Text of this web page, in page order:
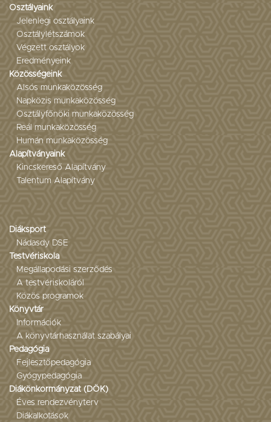
Osztályaink
Jelenlegi osztályaink
Osztálylétszámok
Végzett osztályok
Eredményeink
Közösségeink
Alsós munkaközösség
Napközis munkaközösség
Osztályfőnöki munkaközösség
Reál munkaközösség
Humán munkaközösség
Alapítványaink
Kincskereső Alapítvány
Talentum Alapítvány
Diáksport
Nádasdy DSE
Testvériskola
Megállapodási szerződés
A testvériskoláról
Közös programok
Könyvtár
Információk
A könyvtárhasználat szabályai
Pedagógia
Fejlesztőpedagógia
Gyógypedagógia
Diákönkormányzat (DÖK)
Éves rendezvényterv
Diákalkotások